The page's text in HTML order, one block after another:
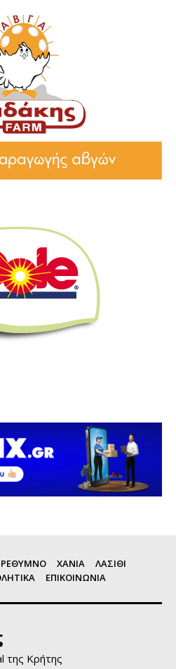
ΡΕΘΥΜΝΟ ΧΑΝΙΑ
ΛΑΣΙΘΙ
ΕΠΙΚΟΙΝΩΝΙΑ
της Κρήτης